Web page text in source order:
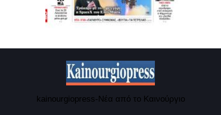
kainourgiopress-Νέα από το Καινούργιο